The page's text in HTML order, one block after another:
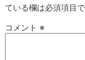
ている欄は必須項目
コメント ※